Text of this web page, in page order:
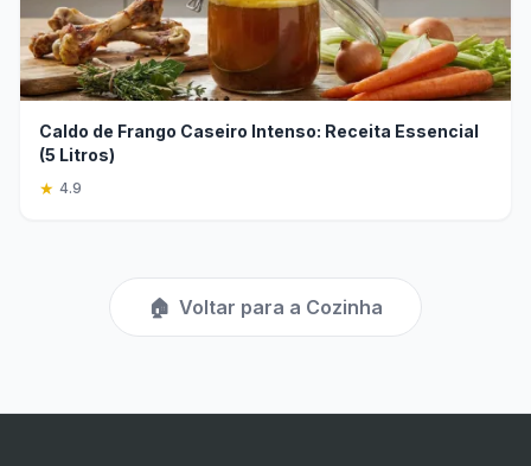
Caldo de Frango Caseiro Intenso: Receita Essencial
(5 Litros)
★ 4.9
🏠 Voltar para a Cozinha